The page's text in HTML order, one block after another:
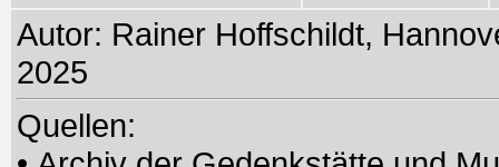
Autor: Rainer Hoffschildt,
2025
Quellen: